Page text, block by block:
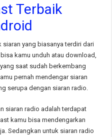
Terbaik
yang biasanya terdiri dari
kamu unduh atau download,
saat sudah berkembang
pernah mendengar siaran
serupa dengan siaran radio.
siaran radio adalah terdapat
kamu bisa mendengarkan
Sedangkan untuk siaran radio